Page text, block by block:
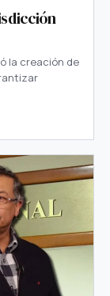
la creación de